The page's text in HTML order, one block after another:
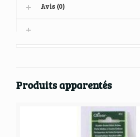
Avis (0)
Produits apparentés